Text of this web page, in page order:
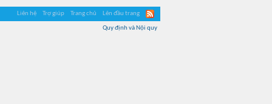
Liên hệ Trợ giúp Trang chủ Lên đầu trang
Quy định và Nội quy